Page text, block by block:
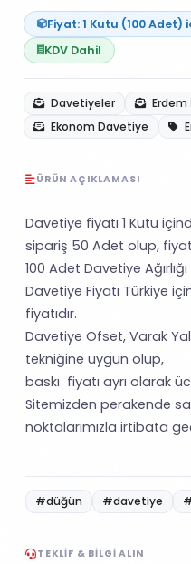
Fiyat: 1 Kutu (100 Adet)
KDV Dahil
Davetiyeler
Ekonom Davetiye
ÜRÜN AÇIKLAMASI
Davetiye fiyatı 1 Kutu
sipariş 50 Adet olup,
100 Adet Davetiye Ağırlığı
Davetiye Fiyatı Türkiye
fiyatıdır.
Davetiye Ofset, Varak
tekniğine uygun olup,
baskı fiyatı ayrı olarak
Sitemizden perakende
noktalarımızla irtibata
#düğün #davetiye
TEKLIF & BILGI ALIN